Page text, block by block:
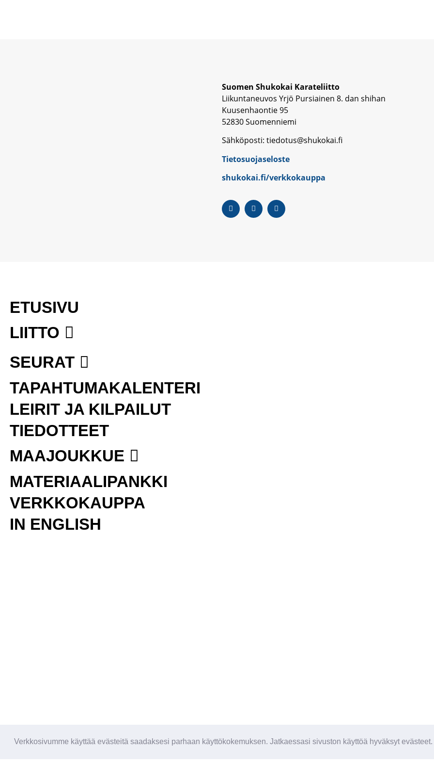
Verkkosivumme käyttää evästeitä saadaksesi parhaan käyttökokemuksen. Jatkaessasi sivuston käyttöä hyväksyt evästeet.
Suomen Shukokai Karateliitto
Liikuntaneuvos Yrjö Pursiainen 8. dan shihan
Kuusenhaontie 95
52830 Suomenniemi
Sähköposti: tiedotus@shukokai.fi
Tietosuojaseloste
shukokai.fi/verkkokauppa
ETUSIVU
LIITTO
SEURAT
TAPAHTUMAKALENTERI
LEIRIT JA KILPAILUT
TIEDOTTEET
MAAJOUKKUE
MATERIAALIPANKKI
VERKKOKAUPPA
IN ENGLISH